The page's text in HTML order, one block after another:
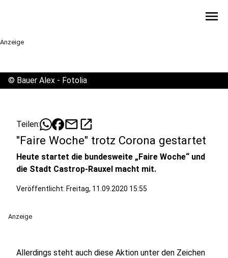
menu
Anzeige
© Bauer Alex - Fotolia
Teilen: mailopen_in_new
"Faire Woche" trotz Corona gestartet
Heute startet die bundesweite „Faire Woche“ und
die Stadt Castrop-Rauxel macht mit.
Veröffentlicht: Freitag, 11.09.2020 15:55
Anzeige
Allerdings steht auch diese Aktion unter den Zeichen